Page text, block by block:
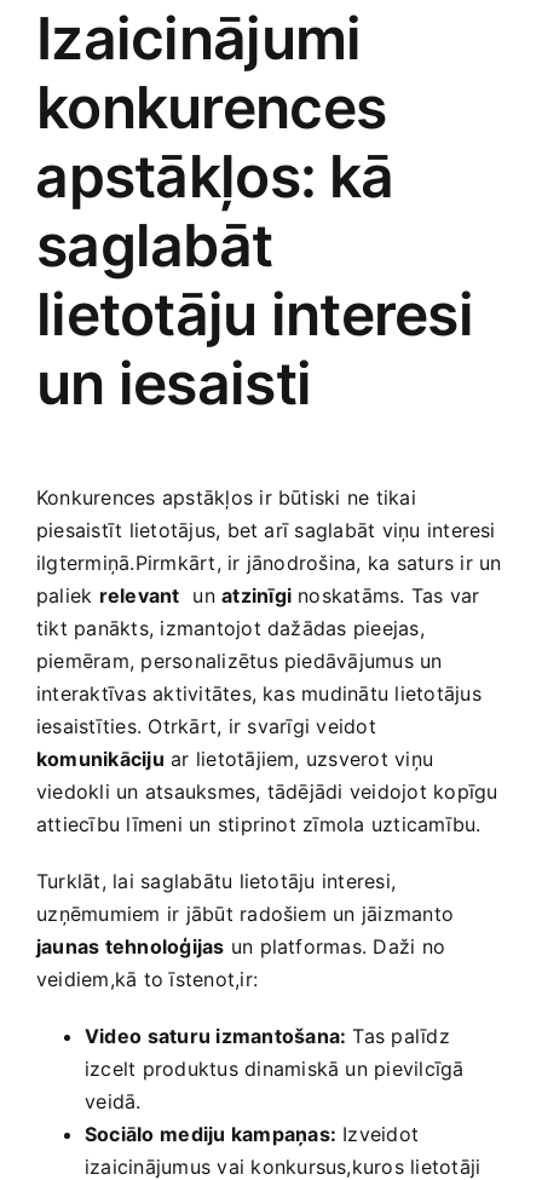
Izaicinājumi
konkurences
⁢apstākļos: ⁣kā
saglabāt
lietotāju interesi
un iesaisti
Konkurences apstākļos ir ​būtiski ne tikai
piesaistīt lietotājus, bet arī‌ saglabāt viņu interesi
ilgtermiņā.Pirmkārt, ir jānodrošina, ka saturs ir un
paliek relevant ⁤ unatzinīginoskatāms. Tas var
tikt panākts, izmantojot dažādas pieejas,
piemēram, personalizētus piedāvājumus un
interaktīvas aktivitātes, kas mudinātu lietotājus
iesaistīties. Otrkārt,⁢ ir svarīgi veidot
komunikāciju ar lietotājiem, uzsverot viņu
viedokli un atsauksmes, tādējādi veidojot kopīgu
attiecību līmeni un stiprinot zīmola uzticamību.
Turklāt, lai saglabātu lietotāju interesi,
⁤uzņēmumiem ir jābūt​ radošiem un jāizmanto
jaunas tehnoloģijas un platformas. Daži no
veidiem,kā to īstenot,ir:
Video⁤ saturu izmantošana: Tas palīdz
izcelt produktus dinamiskā un pievilcīgā
⁢veidā.
Sociālo⁣ mediju kampaņas: Izveidot
izaicinājumus vai konkursus,kuros lietotāji